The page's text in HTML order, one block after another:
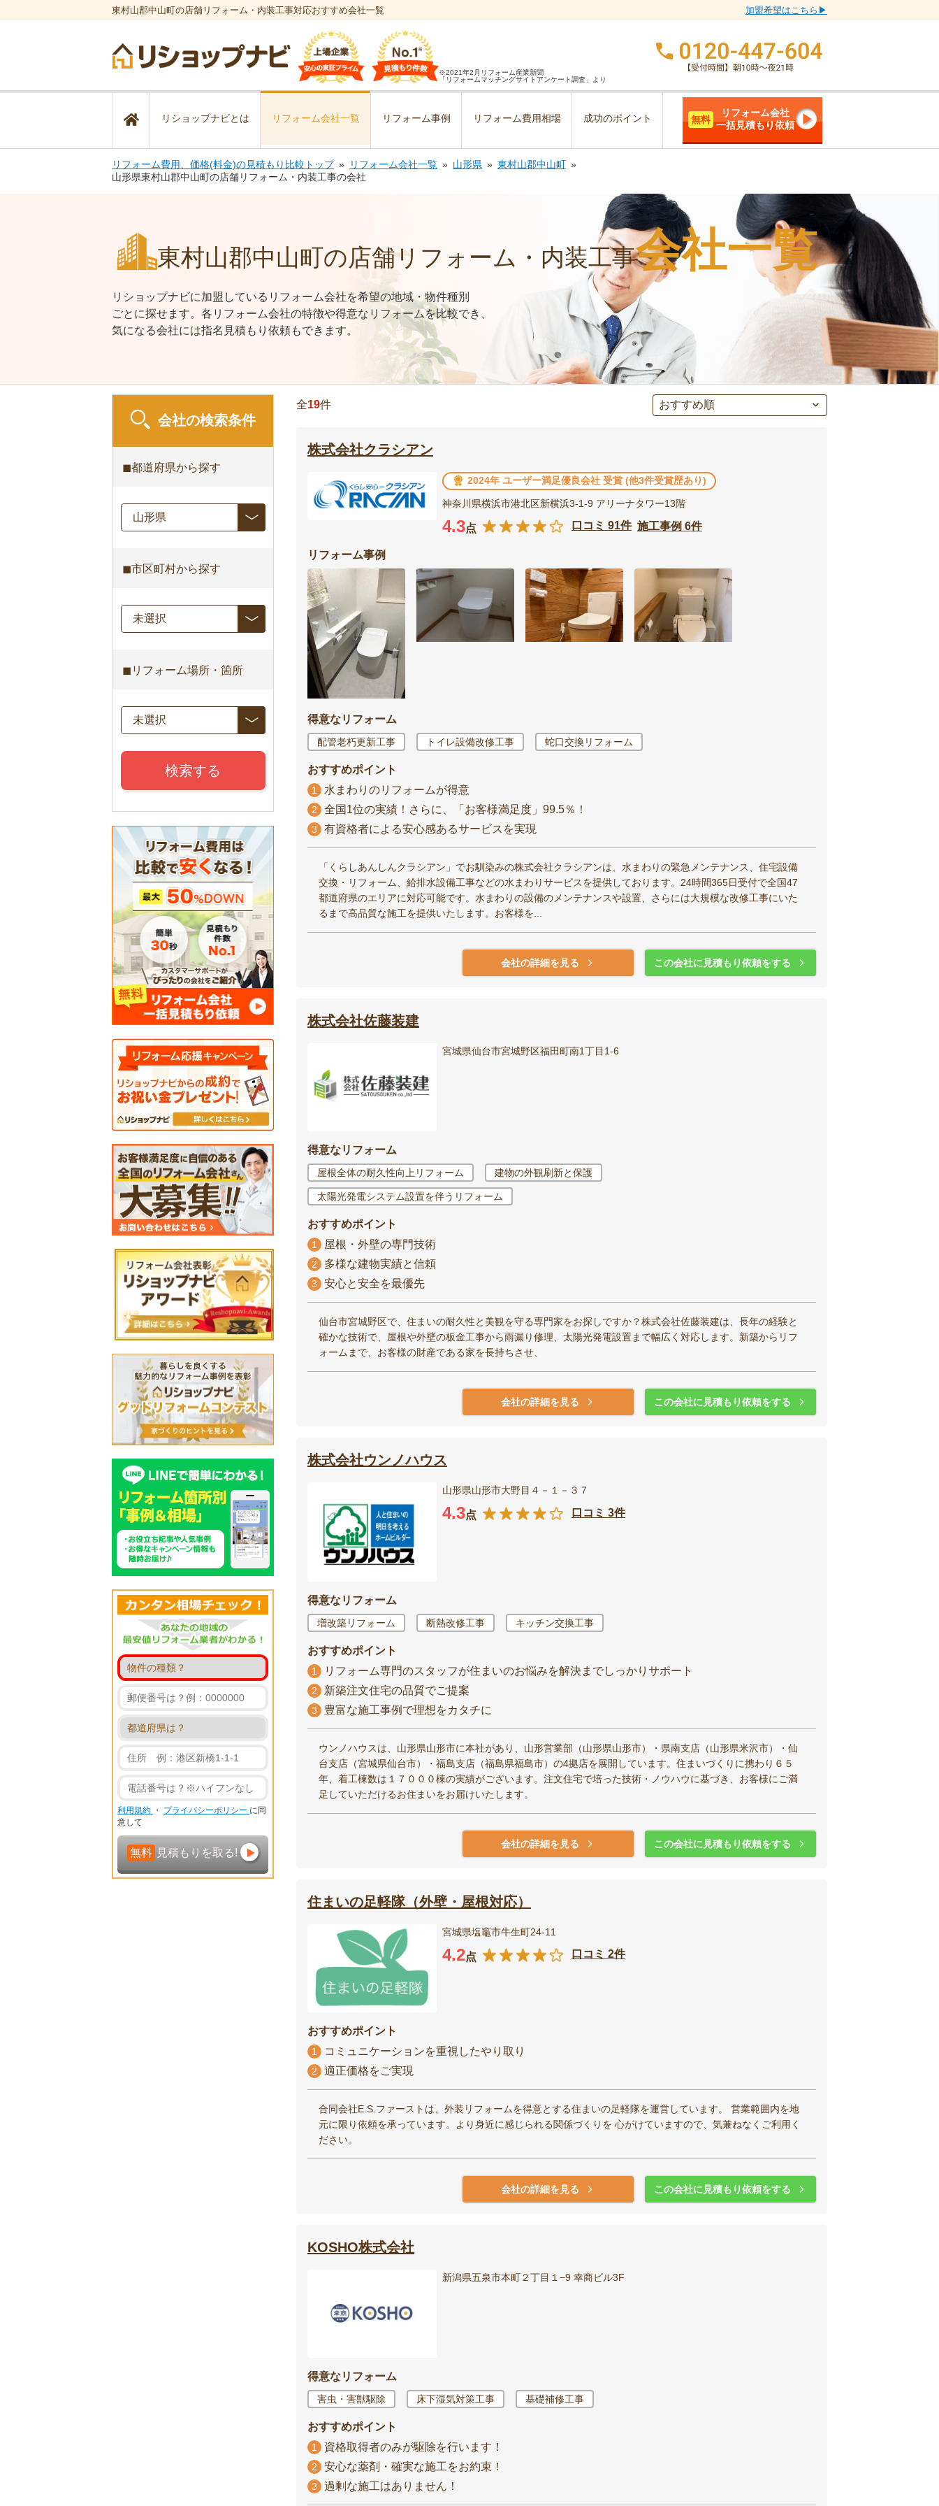
東村山郡中山町の店舗リフォーム・内装工事対応おすすめ会社一覧 加盟希望はこちら▶
※2021年2月リフォーム産業新聞
「リフォームマッチングサイトアンケート調査」より
リショップナビとは リフォーム会社一覧 リフォーム事例 リフォーム費用相場 成功のポイント 無料
リフォーム会社
一括見積もり依頼
リフォーム費用、価格(料金)の見積もり比較トップ リフォーム会社一覧 山形県
東村山郡中山町
山形県東村山郡中山町の店舗リフォーム・内装工事の会社
東村山郡中山町の店舗リフォーム・内装工事会社一覧
リショップナビに加盟しているリフォーム会社を希望の地域・物件種別
ごとに探せます。各リフォーム会社の特徴や得意なリフォームを比較でき、
気になる会社には指名見積もり依頼もできます。
会社の検索条件
◼︎都道府県から探す
◼︎市区町村から探す
◼︎リフォーム場所・箇所
検索する
利用規約 ・ プライバシーポリシー に同
意して
無料 見積もりを取る!
全19件
株式会社クラシアン
2024年 ユーザー満足優良会社 受賞 (他3件受賞歴あり)
神奈川県横浜市港北区新横浜3-1-9 アリーナタワー13階
4.3点 口コミ 91件 施工事例 6件
リフォーム事例
得意なリフォーム
配管老朽更新工事 トイレ設備改修工事 蛇口交換リフォーム
おすすめポイント
1 水まわりのリフォームが得意
2 全国1位の実績！さらに、「お客様満足度」99.5％！
3 有資格者による安心感あるサービスを実現
「くらしあんしんクラシアン」でお馴染みの株式会社クラシアンは、水まわりの緊急メンテナンス、住宅設備
交換・リフォーム、給排水設備工事などの水まわりサービスを提供しております。24時間365日受付で全国47
都道府県のエリアに対応可能です。水まわりの設備のメンテナンスや設置、さらには大規模な改修工事にいた
るまで高品質な施工を提供いたします。お客様を...
会社の詳細を見る この会社に見積もり依頼をする
株式会社佐藤装建
宮城県仙台市宮城野区福田町南1丁目1-6
得意なリフォーム
屋根全体の耐久性向上リフォーム 建物の外観刷新と保護
太陽光発電システム設置を伴うリフォーム
おすすめポイント
1 屋根・外壁の専門技術
2 多様な建物実績と信頼
3 安心と安全を最優先
仙台市宮城野区で、住まいの耐久性と美観を守る専門家をお探しですか？株式会社佐藤装建は、長年の経験と
確かな技術で、屋根や外壁の板金工事から雨漏り修理、太陽光発電設置まで幅広く対応します。新築からリフ
ォームまで、お客様の財産である家を長持ちさせ、
会社の詳細を見る この会社に見積もり依頼をする
株式会社ウンノハウス
山形県山形市大野目４－１－３７
4.3点 口コミ 3件
得意なリフォーム
増改築リフォーム 断熱改修工事 キッチン交換工事
おすすめポイント
1 リフォーム専門のスタッフが住まいのお悩みを解決までしっかりサポート
2 新築注文住宅の品質でご提案
3 豊富な施工事例で理想をカタチに
ウンノハウスは、山形県山形市に本社があり、山形営業部（山形県山形市）・県南支店（山形県米沢市）・仙
台支店（宮城県仙台市）・福島支店（福島県福島市）の4拠店を展開しています。住まいづくりに携わり６５
年、着工棟数は１７０００棟の実績がございます。注文住宅で培った技術・ノウハウに基づき、お客様にご満
足していただけるお住まいをお届けいたします。
会社の詳細を見る この会社に見積もり依頼をする
住まいの足軽隊（外壁・屋根対応）
宮城県塩竈市牛生町24-11
4.2点 口コミ 2件
おすすめポイント
1 コミュニケーションを重視したやり取り
2 適正価格をご実現
合同会社E.S.ファーストは、外装リフォームを得意とする住まいの足軽隊を運営しています。 営業範囲内を地
元に限り依頼を承っています。より身近に感じられる関係づくりを 心がけていますので、気兼ねなくご利用く
ださい。
会社の詳細を見る この会社に見積もり依頼をする
KOSHO株式会社
新潟県五泉市本町２丁目１−9 幸商ビル3F
得意なリフォーム
害虫・害獣駆除 床下湿気対策工事 基礎補修工事
おすすめポイント
1 資格取得者のみが駆除を行います！
2 安心な薬剤・確実な施工をお約束！
3 過剰な施工はありません！